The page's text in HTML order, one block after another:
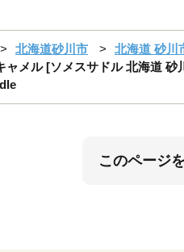
北海道砂川市
北海道 砂川
ャメル [ソメスサドル 北海道
このページ